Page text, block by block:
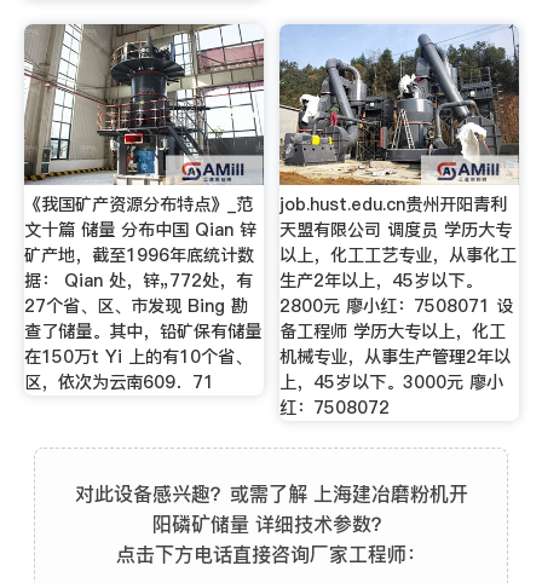
《我国矿产资源分布特点》_范
文十篇 储量 分布中国 Qian 锌
矿产地，截至1996年底统计数
据： Qian 处，锌„772处，有
27个省、区、市发现 Bing 勘
查了储量。其中，铅矿保有储量
在150万t Yi 上的有10个省、
区，依次为云南609．71
job.hust.edu.cn贵州开阳青利
天盟有限公司 调度员 学历大专
以上，化工工艺专业，从事化工
生产2年以上，45岁以下。
2800元 廖小红：7508071 设
备工程师 学历大专以上，化工
机械专业，从事生产管理2年以
上，45岁以下。3000元 廖小
红：7508072
对此设备感兴趣？或需了解 上海建冶磨粉机开
阳磷矿储量 详细技术参数？
点击下方电话直接咨询厂家工程师：